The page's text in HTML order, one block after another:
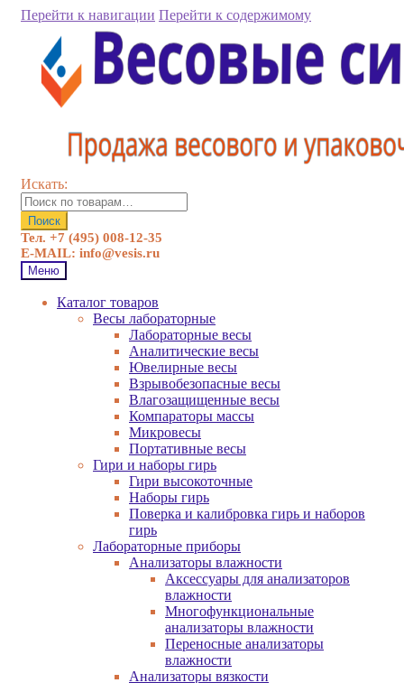
Перейти к навигации Перейти к содержимому
Искать:
Поиск
Тел. +7 (495) 008-12-35
E-MAIL: info@vesis.ru
Меню
Каталог товаров
Весы лабораторные
Лабораторные весы
Аналитические весы
Ювелирные весы
Взрывобезопасные весы
Влагозащищенные весы
Компараторы массы
Микровесы
Портативные весы
Гири и наборы гирь
Гири высокоточные
Наборы гирь
Поверка и калибровка гирь и наборов
гирь
Лабораторные приборы
Анализаторы влажности
Аксессуары для анализаторов
влажности
Многофункциональные
анализаторы влажности
Переносные анализаторы
влажности
Анализаторы вязкости